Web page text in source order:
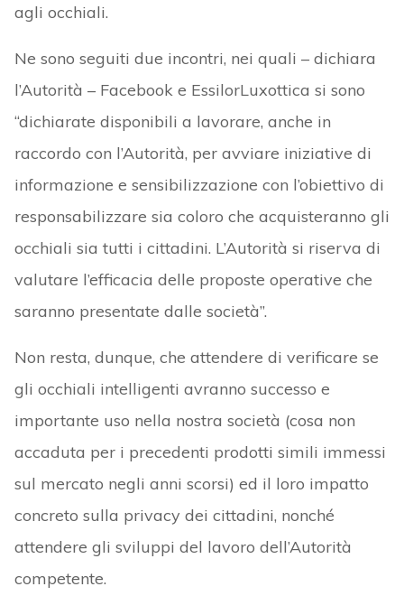
agli occhiali.
Ne sono seguiti due incontri, nei quali – dichiara
l’Autorità – Facebook e EssilorLuxottica si sono
“dichiarate disponibili a lavorare, anche in
raccordo con l’Autorità, per avviare iniziative di
informazione e sensibilizzazione con l’obiettivo di
responsabilizzare sia coloro che acquisteranno gli
occhiali sia tutti i cittadini. L’Autorità si riserva di
valutare l’efficacia delle proposte operative che
saranno presentate dalle società”.
Non resta, dunque, che attendere di verificare se
gli occhiali intelligenti avranno successo e
importante uso nella nostra società (cosa non
accaduta per i precedenti prodotti simili immessi
sul mercato negli anni scorsi) ed il loro impatto
concreto sulla privacy dei cittadini, nonché
attendere gli sviluppi del lavoro dell’Autorità
competente.